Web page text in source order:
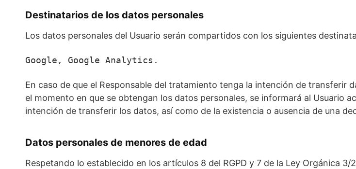
Destinatarios de los datos personales
Los datos personales del Usuario serán compartidos con los siguientes
Google, Google Analytics.
En caso de que el Responsable del tratamiento tenga la intención de transferir
el momento en que se obtengan los datos personales, se informará al Usuario
intención de transferir los datos, así como de la existencia o ausencia de una
Datos personales de menores de edad
Respetando lo establecido en los artículos 8 del RGPD y 7 de la Ley Orgánica